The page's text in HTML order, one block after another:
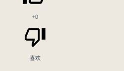
+0
喜欢